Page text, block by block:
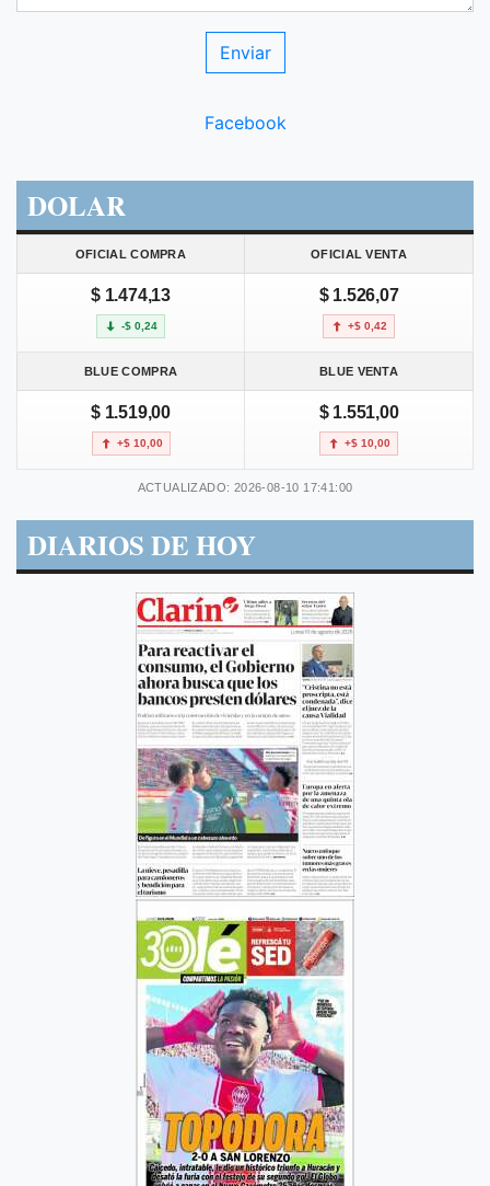
Facebook
DOLAR
OFICIAL COMPRA OFICIAL VENTA
$ 1.474,13
-$ 0,24
$ 1.526,07
+$ 0,42
BLUE COMPRA BLUE VENTA
$ 1.519,00
+$ 10,00
$ 1.551,00
+$ 10,00
ACTUALIZADO: 2026-08-10 17:41:00
DIARIOS DE HOY